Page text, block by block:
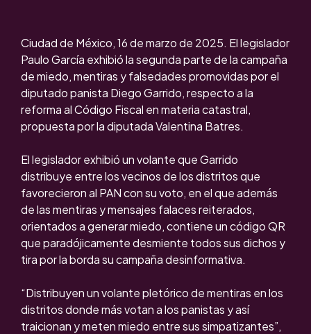
Ciudad de México, 16 de marzo de 2025. El legislador
Paulo García exhibió la segunda parte de la campaña
de miedo, mentiras y falsedades promovidas por el
diputado panista Diego Garrido, respecto a la
reforma al Código Fiscal en materia catastral,
propuesta por la diputada Valentina Batres.
El legislador exhibió un volante que Garrido
distribuye entre los vecinos de los distritos que
favorecieron al PAN con su voto, en el que además
de las mentiras y mensajes falaces reiterados,
orientados a generar miedo, contiene un código QR
que paradójicamente desmiente todos sus dichos y
tira por la borda su campaña desinformativa.
“Distribuyen un volante pletórico de mentiras en los
distritos donde más votan a los panistas y así
traicionan y meten miedo entre sus simpatizantes”,